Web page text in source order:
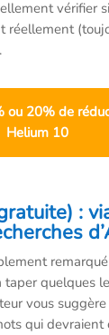
vérifier
réellement
ou 20% de
Helium 10
:
taper quelques
vous
qui devraient